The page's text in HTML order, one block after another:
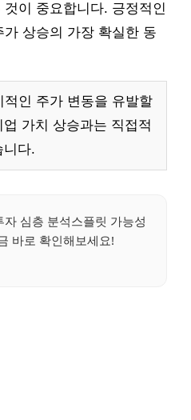
이 중요합니다. 긍정적인
상승의 가장 확실한 동
적인 주가 변동을 유발할
가치 상승과는 직접적
니다.
자 심층 분석스플릿 가능성
바로 확인해보세요!